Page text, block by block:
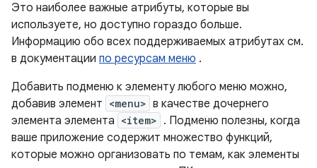
Это наиболее важные атрибуты, которые вы
используете, но доступно гораздо больше.
Информацию обо всех поддерживаемых атрибутах см.
в документации по ресурсам меню .
Добавить подменю к элементу любого меню можно,
добавив элемент <menu> в качестве дочернего
элемента элемента <item> . Подменю полезны, когда
ваше приложение содержит множество функций,
которые можно организовать по темам, как элементы